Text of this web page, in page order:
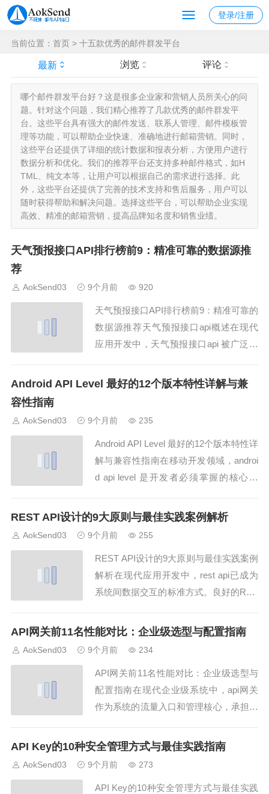
登录/注册
当前位置： 首页 > 十五款优秀的邮件群发平台
最新 浏览 评论
哪个邮件群发平台好？这是很多企业家和营销人员所关心的问
题。针对这个问题，我们精心推荐了几款优秀的邮件群发平
台。这些平台具有强大的邮件发送、联系人管理、邮件模板管
理等功能，可以帮助企业快速、准确地进行邮箱营销。同时，
这些平台还提供了详细的统计数据和报表分析，方便用户进行
数据分析和优化。我们的推荐平台还支持多种邮件格式，如H
TML、纯文本等，让用户可以根据自己的需求进行选择。此
外，这些平台还提供了完善的技术支持和售后服务，用户可以
随时获得帮助和解决问题。选择这些平台，可以帮助企业实现
高效、精准的邮箱营销，提高品牌知名度和销售业绩。
天气预报接口API排行榜前9：精准可靠的数据源推
荐
AokSend03 9个月前 920
天气预报接口API排行榜前9：精准可靠的
数据源推荐天气预报接口api概述在现代
应用开发中，天气预报接口api 被广泛应
用户提供实时天气信息和预测数据。通过
而增强应用功能和用户体验。AokSe...
Android API Level 最好的12个版本特性详解与兼
容性指南
AokSend03 9个月前 235
Android API Level 最好的12个版本特性详
解与兼容性指南在移动开发领域，androi
d api level 是开发者必须掌握的核心概
API Level，它们的特性和兼容性存在明
REST API设计的9大原则与最佳实践案例解析
AokSend03 9个月前 255
REST API设计的9大原则与最佳实践案例
解析在现代应用开发中，rest api已成为
系统间数据交互的标准方式。良好的RES
展性和安全性。AokSend在邮件API接口
API网关前11名性能对比：企业级选型与配置指南
AokSend03 9个月前 234
API网关前11名性能对比：企业级选型与
配置指南在现代企业级系统中，api网关
作为系统的流量入口和管理核心，承担着
护等关键功能。AokSend在邮件API接口
述：api网关api网关是一...
API Key的10种安全管理方式与最佳实践指南
AokSend03 9个月前 273
API Key的10种安全管理方式与最佳实践